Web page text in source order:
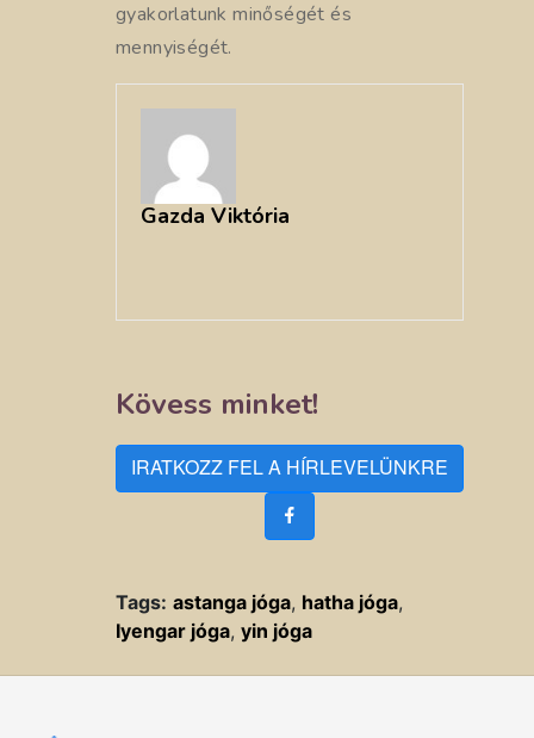
gyakorlatunk minőségét és
mennyiségét.
Gazda Viktória
Kövess minket!
IRATKOZZ FEL A HÍRLEVELÜNKRE
Tags: astanga jóga, hatha jóga,
Iyengar jóga, yin jóga